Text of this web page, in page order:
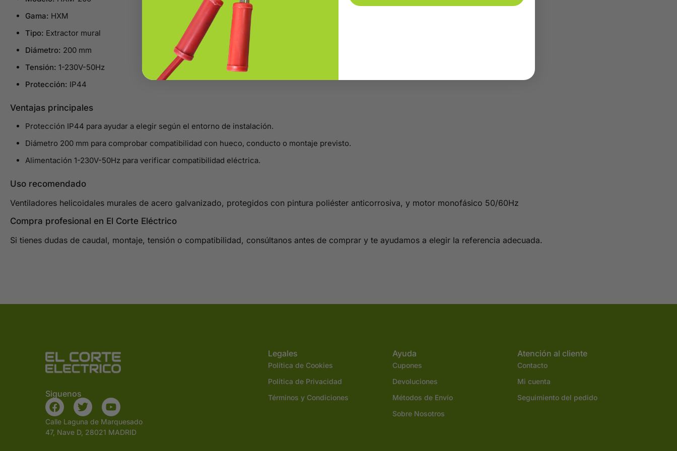
Gama: HXM
Tipo: Extractor mural
Diámetro: 200 mm
Tensión: 1-230V-50Hz
Protección: IP44
Ventajas principales
Protección IP44 para ayudar a elegir según el entorno de instalación.
Diámetro 200 mm para comprobar compatibilidad con hueco, conducto o montaje previsto.
Alimentación 1-230V-50Hz para verificar compatibilidad eléctrica.
Uso recomendado
Ventiladores helicoidales murales de acero galvanizado, protegidos con pintura poliéster anticorrosiva, y motor monofásico 50/60Hz
Compra profesional en El Corte Eléctrico
Si tienes dudas de caudal, montaje, tensión o compatibilidad, consúltanos antes de comprar y te ayudamos a elegir la referencia adecuada.
Siguenos
Calle Laguna de Marquesado
47, Nave D, 28021 MADRID
Legales
Política de Cookies
Política de Privacidad
Términos y Condiciones
Ayuda
Cupones
Devoluciones
Métodos de Envío
Sobre Nosotros
Atención al cliente
Contacto
Mi cuenta
Seguimiento del pedido